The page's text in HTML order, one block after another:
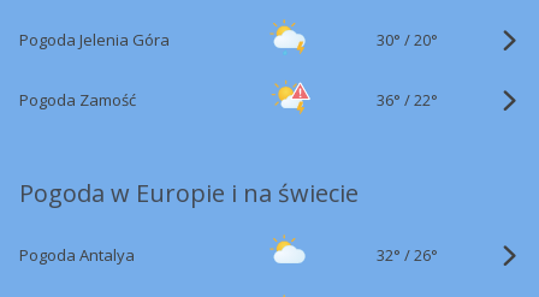
Pogoda Jelenia Góra 30° /20°
Pogoda Zamość 36° /22°
Pogoda w Europie i na świecie
Pogoda Antalya 32° /26°